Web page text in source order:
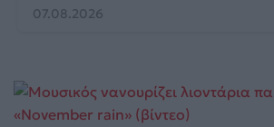
07.08.2026